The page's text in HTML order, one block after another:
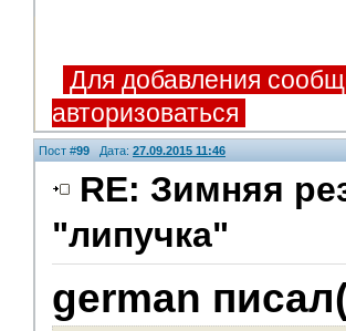
Для добавления
авторизоваться
Пост #99 Дата: 27.09.2015 11:46
RE: Зимняя
"липучка"
german